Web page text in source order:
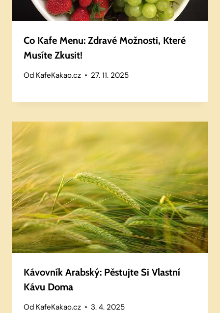
Co Kafe Menu: Zdravé Možnosti, Které
Musíte Zkusit!
Od KafeKakao.cz 27. 11. 2025
Kávovník Arabský: Pěstujte Si Vlastní
Kávu Doma
Od KafeKakao.cz 3. 4. 2025